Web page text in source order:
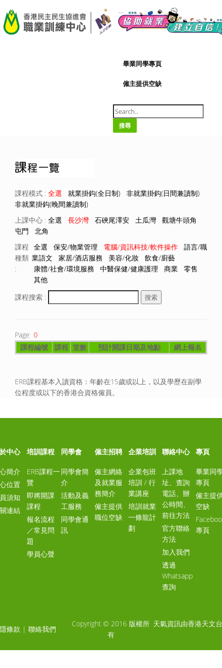
A- | A+
畢業同學專頁
僱主提供空缺
搜尋
課程模式 : 全選 就業掛鈎(全日制)
非就業掛鈎(日間兼讀制)
非就業掛鈎(晚間兼讀制)
上課中心 : 全選 長沙灣 石硤尾澤安 土瓜灣
觀塘牛頭角
屯門
北角
課程
種類
:
全選 保安/物業管理 電腦/資訊科技/軟件操作
語言/職
業語文
家居/酒店服務 美容/化妝
飲食/廚藝
康體/社會/環境服務
中醫保健/健康護理 商業
零售
其他
課程搜索 :
Page 0
課程編號
課程 堂數 預計開課日期及地點 網上報名
ERB課程基本入讀資格：年齡在15歲或以上，以及學歷在副學
位程度或以下的香港合資格僱員。
中心
簡介
位置
須知
連結
培訓課程
ERB課程一
覽
即將開課
課程
報名流程
／常見問
題
學員心聲
同學會
同學會簡
介
活動及義
工服務
同學會通
訊
僱主招聘
僱主網絡
及就業服
務簡介
僱主提供
職位空缺
企業培訓
企業包班
培訓 / 行
業講座
培訓就業
一條龍計
劃
聯絡中心
上課地
址、查詢
電話、辦
公時間、
前往方法
官方聯絡
方法
加入我們
透過
Whatsapp
查詢
專頁
畢業同
專頁
僱主提
空缺
專頁
條款 | 聯絡我們
Copyright © 2016 版權所
有
天氣資訊由香港天文